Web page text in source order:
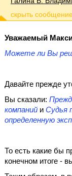
Уважаемый
Можете ли Вы
Давайте прежде
Вы сказали:
компаний и Судья
определенную
То есть какие бы
конечном итоге -